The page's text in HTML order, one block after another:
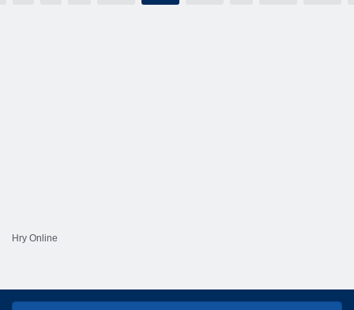
Hry Online